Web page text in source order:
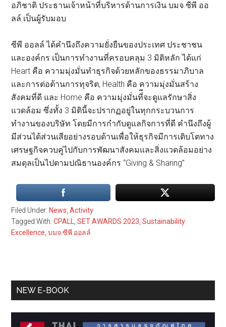
อภิชาติ ประธานเจ้าหน้าที่บริหารด้านการเงิน บมจ.ซีพี ออ
ลล์ เป็นผู้รับมอบ
ซีพี ออลล์ ได้คำนึงถึงความยั่งยืนของประเทศ ประชาชน
และองค์กร เป็นการทำงานที่ครอบคลุม 3 มิติหลัก ได้แก่
Heart คือ ความมุ่งมั่นทำธุรกิจด้วยหลักของธรรมาภิบาล
และการต่อต้านการทุจริต, Health คือ ความมุ่งมั่นสร้าง
สังคมที่ดี และ Home คือ ความมุ่งมั่นที่ีจะดูแลรักษาสิ่ง
แวดล้อม ซึ่งทั้ง 3 มิตินี้จะปรากฏอยู่ในทุกกระบวนการ
ทำงานของบริษัท โดยมีการกำกับดูแลกิจการที่ดี คำนึงถึงผู้
มีส่วนได้ส่วนเสียอย่างรอบด้านเพื่อให้ธุรกิจมีการเติบโตทาง
เศรษฐกิจควบคู่ไปกับการพัฒนาสังคมและสิ่งแวดล้อมอย่าง
สมดุลเป็นไปตามปณิธานองค์กร “Giving & Sharing”
Filed Under: News,Activity
Tagged With:CPALL,SET AWARDS 2023,Sustainability
Excellence,บมจ.ซีพี ออลล์
Primary
NEW E-BOOK